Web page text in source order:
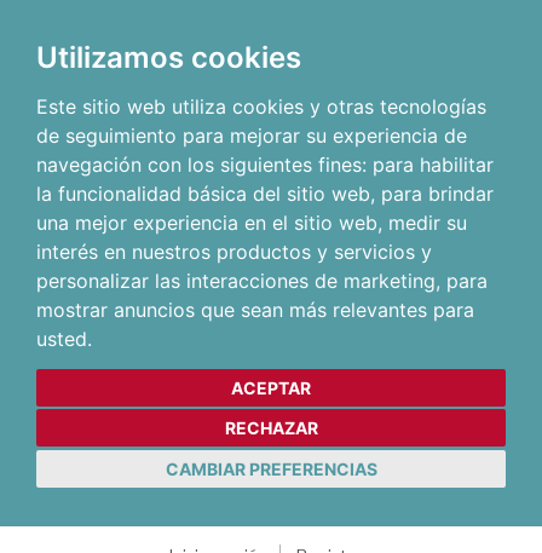
Utilizamos cookies
Este sitio web utiliza cookies y otras tecnologías
de seguimiento para mejorar su experiencia de
navegación con los siguientes fines: para habilitar
la funcionalidad básica del sitio web, para brindar
una mejor experiencia en el sitio web, medir su
interés en nuestros productos y servicios y
personalizar las interacciones de marketing, para
mostrar anuncios que sean más relevantes para
usted.
ACEPTAR
RECHAZAR
CAMBIAR PREFERENCIAS